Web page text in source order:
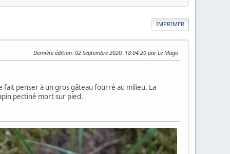
IMPRIMER
Dernière édition: 02 Septembre 2020, 18:04:20 par Le Mago
fait penser à un gros gâteau fourré au milieu. La
pectiné mort sur pied.